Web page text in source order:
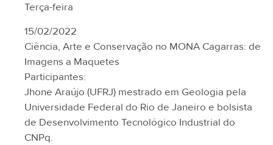
Terça-feira
15/02/2022
Ciência, Arte e Conservação no MONA Cagarras: de
Imagens a Maquetes
Participantes:
Jhone Araújo (UFRJ) mestrado em Geologia pela
Universidade Federal do Rio de Janeiro e bolsista
de Desenvolvimento Tecnológico Industrial do
CNPq.